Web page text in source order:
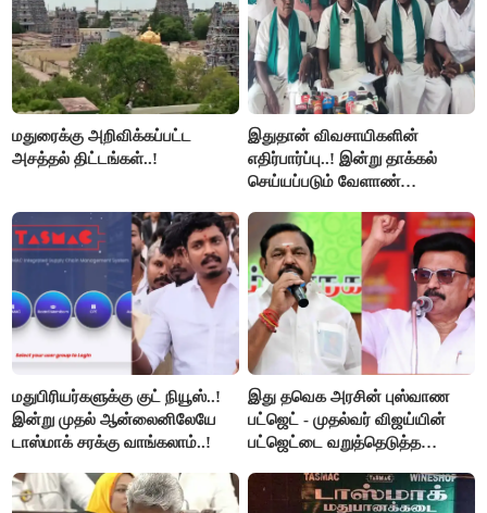
மதுரைக்கு அறிவிக்கப்பட்ட
அசத்தல் திட்டங்கள்..!
இதுதான் விவசாயிகளின்
எதிர்பார்ப்பு..! இன்று தாக்கல்
செய்யப்படும் வேளாண்
கோரிக்கை!
மதுபிரியர்களுக்கு குட் நியூஸ்..!
இன்று முதல் ஆன்லைனிலேயே
டாஸ்மாக் சரக்கு வாங்கலாம்..!
இது தவெக அரசின் புஸ்வாண
பட்ஜெட் - முதல்வர் விஜய்யின்
பட்ஜெட்டை வறுத்தெடுத்த